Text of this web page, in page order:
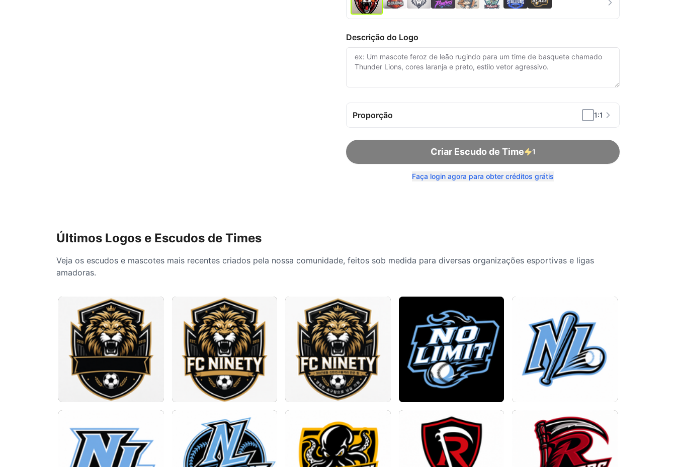
Descrição do Logo
Proporção 1:1
Criar Escudo de Time 1
Faça login agora para obter créditos grátis
Últimos Logos e Escudos de Times
Veja os escudos e mascotes mais recentes criados pela nossa comunidade, feitos sob medida para diversas organizações esportivas e ligas
amadoras.